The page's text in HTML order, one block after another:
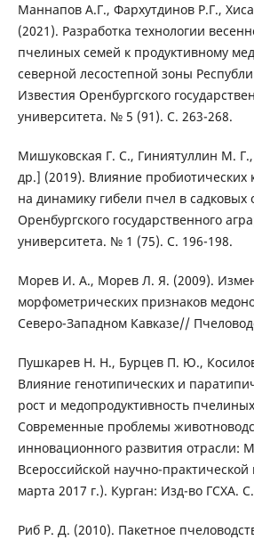
Маннапов А.Г., Фархутдинов Р.Г.,
(2021). Разработка технологии
пчелиных семей к продуктивному
северной лесостепной зоны
Известия Оренбургского
университета. № 5 (91). С. 263-268.
Мишуковская Г. С., Гиниятуллин М.
др.] (2019). Влияние пробиотических
на динамику гибели пчел в
Оренбургского государственного
университета. № 1 (75). С. 196-198.
Морев И. А., Морев Л. Я. (2009).
морфометрических признаков
Северо-Западном Кавказе//
Пушкарев Н. Н., Бурцев П. Ю.,
Влияние генотипических и
рост и медопродуктивность
Современные проблемы
инновационного развития отрасли:
Всероссийской научно-
марта 2017 г.). Курган: Изд-во ГСХА.
Риб Р. Д. (2010). Пакетное